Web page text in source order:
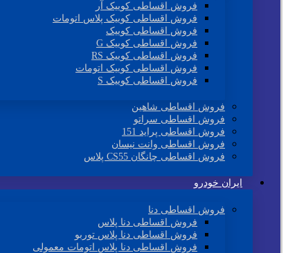
فروش اقساطی کوییک آر
فروش اقساطی کوییک پلاس اتومات
فروش اقساطی کوییک
فروش اقساطی کوییک G
فروش اقساطی کوییک RS
فروش اقساطی کوییک اتومات
فروش اقساطی کوییک S
فروش اقساطی شاهین
فروش اقساطی سراتو
فروش اقساطی پراید 151
فروش اقساطی وانت نیسان
فروش اقساطی چانگان CS55 پلاس
ایران خودرو
فروش اقساطی دنا
فروش اقساطی دنا پلاس
فروش اقساطی دنا پلاس توربو
فروش اقساطی دنا پلاس اتومات معمولی